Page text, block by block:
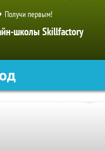
Получи первым!
школы Skillfactory